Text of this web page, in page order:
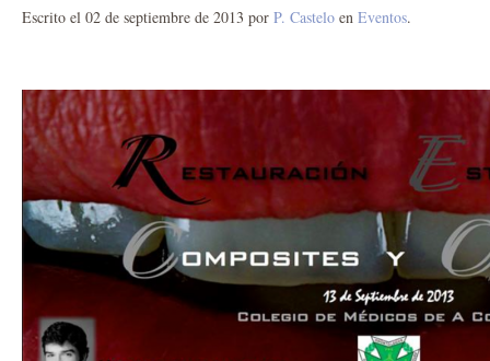
Escrito el 02 de septiembre de 2013 por P. Castelo en Eventos.